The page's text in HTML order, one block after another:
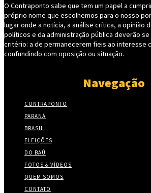
O Contraponto sabe que tem um papel a
próprio nome que escolhemos para o nosso
lugar onde a notícia, a análise crítica, a opinião
políticos e da administração pública deverão
critério: a de permanecerem fieis ao interesse
confundindo com oposição ou situação.
Navegação
CONTRAPONTO
PARANÁ
BRASIL
ELEIÇÕES
DO BAÚ
FOTOS & VÍDEOS
QUEM SOMOS
CONTATO